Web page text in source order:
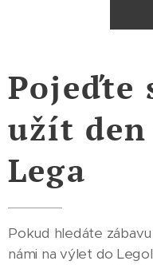
Pojeďte
užít den
Lega
Pokud hledáte
námi na výlet do